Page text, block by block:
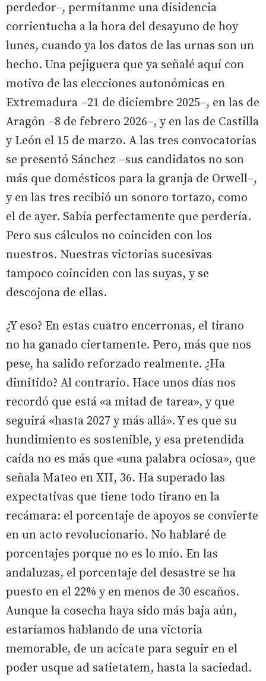
perdedor–, permítanme una disidencia
corrientucha a la hora del desayuno de hoy
lunes, cuando ya los datos de las urnas son un
hecho. Una pejiguera que ya señalé aquí con
motivo de las elecciones autonómicas en
Extremadura –21 de diciembre 2025–, en las de
Aragón –8 de febrero 2026–, y en las de Castilla
y León el 15 de marzo. A las tres convocatorias
se presentó Sánchez –sus candidatos no son
más que domésticos para la granja de Orwell–,
y en las tres recibió un sonoro tortazo, como
el de ayer. Sabía perfectamente que perdería.
Pero sus cálculos no coinciden con los
nuestros. Nuestras victorias sucesivas
tampoco coinciden con las suyas, y se
descojona de ellas.
¿Y eso? En estas cuatro encerronas, el tirano
no ha ganado ciertamente. Pero, más que nos
pese, ha salido reforzado realmente. ¿Ha
dimitido? Al contrario. Hace unos días nos
recordó que está «a mitad de tarea», y que
seguirá «hasta 2027 y más allá». Y es que su
hundimiento es sostenible, y esa pretendida
caída no es más que «una palabra ociosa», que
señala Mateo en XII, 36. Ha superado las
expectativas que tiene todo tirano en la
recámara: el porcentaje de apoyos se convierte
en un acto revolucionario. No hablaré de
porcentajes porque no es lo mío. En las
andaluzas, el porcentaje del desastre se ha
puesto en el 22% y en menos de 30 escaños.
Aunque la cosecha haya sido más baja aún,
estaríamos hablando de una victoria
memorable, de un acicate para seguir en el
poder usque ad satietatem, hasta la saciedad.